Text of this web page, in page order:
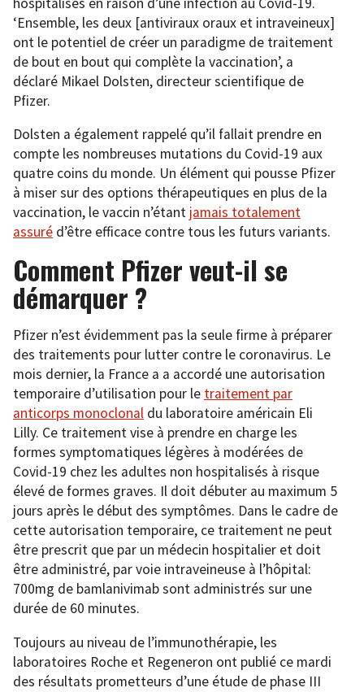
‘Ensemble, les deux [antiviraux oraux et intraveineux]
ont le potentiel de créer un paradigme de traitement
de bout en bout qui complète la vaccination’, a
déclaré Mikael Dolsten, directeur scientifique de
Pfizer.
Dolsten a également rappelé qu’il fallait prendre en
compte les nombreuses mutations du Covid-19 aux
quatre coins du monde. Un élément qui pousse Pfizer
à miser sur des options thérapeutiques en plus de la
vaccination, le vaccin n’étant jamais totalement
assuré d’être efficace contre tous les futurs variants.
Comment Pfizer veut-il se
démarquer ?
Pfizer n’est évidemment pas la seule firme à préparer
des traitements pour lutter contre le coronavirus. Le
mois dernier, la France a a accordé une autorisation
temporaire d’utilisation pour le traitement par
anticorps monoclonal du laboratoire américain Eli
Lilly. Ce traitement vise à prendre en charge les
formes symptomatiques légères à modérées de
Covid-19 chez les adultes non hospitalisés à risque
élevé de formes graves. Il doit débuter au maximum 5
jours après le début des symptômes. Dans le cadre de
cette autorisation temporaire, ce traitement ne peut
être prescrit que par un médecin hospitalier et doit
être administré, par voie intraveineuse à l’hôpital:
700mg de bamlanivimab sont administrés sur une
durée de 60 minutes.
Toujours au niveau de l’immunothérapie, les
laboratoires Roche et Regeneron ont publié ce mardi
des résultats prometteurs d’une étude de phase III